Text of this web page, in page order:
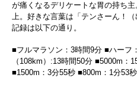
が痛くなるデリケートな胃の持ち
上。好きな言葉は「テンさーん！
記録は以下の通り。
■フルマラソン：3時間9分 ■ハーフ
（108km）:13時間50分 ■5000m：
■1500m：3分55秒 ■800m：1分53